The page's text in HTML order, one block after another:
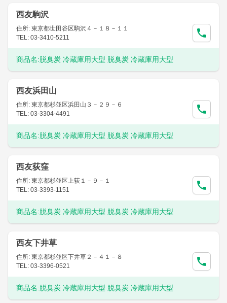
西友駒沢
住所: 東京都世田谷区駒沢４－１８－１１
TEL: 03-3410-5211
商品名:脱臭炭 冷蔵庫用大型 脱臭炭 冷蔵庫用大型
西友浜田山
住所: 東京都杉並区浜田山３－２９－６
TEL: 03-3304-4491
商品名:脱臭炭 冷蔵庫用大型 脱臭炭 冷蔵庫用大型
西友荻窪
住所: 東京都杉並区上荻１－９－１
TEL: 03-3393-1151
商品名:脱臭炭 冷蔵庫用大型 脱臭炭 冷蔵庫用大型
西友下井草
住所: 東京都杉並区下井草２－４１－８
TEL: 03-3396-0521
商品名:脱臭炭 冷蔵庫用大型 脱臭炭 冷蔵庫用大型